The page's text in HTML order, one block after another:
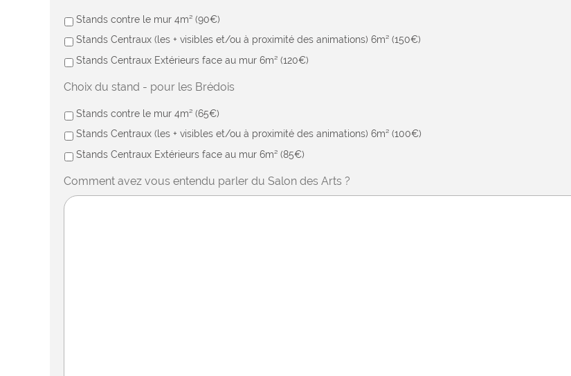
Stands contre le mur 4m² (90€)
Stands Centraux (les + visibles et/ou à proximité des animations) 6m² (150€)
Stands Centraux Extérieurs face au mur 6m² (120€)
Choix du stand - pour les Brédois
Stands contre le mur 4m² (65€)
Stands Centraux (les + visibles et/ou à proximité des animations) 6m² (100€)
Stands Centraux Extérieurs face au mur 6m² (85€)
Comment avez vous entendu parler du Salon des Arts ?